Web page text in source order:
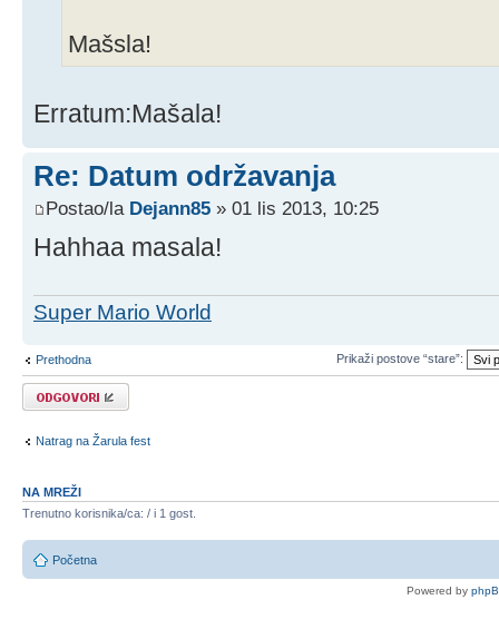
Mašsla!
Erratum:Mašala!
Re: Datum održavanja
Postao/la Dejann85 » 01 lis 2013, 10:25
Hahhaa masala!
Super Mario World
Prethodna Prikaži postove “stare”:
Odgovori
Natrag na Žarula fest
NA MREŽI
Trenutno korisnika/ca: / i 1 gost.
Početna
Powered by